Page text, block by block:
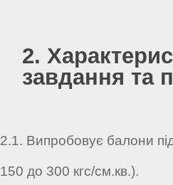
2.
завдання та
2.1. Випробовує балони
150 до 300 кгс/см.кв.).